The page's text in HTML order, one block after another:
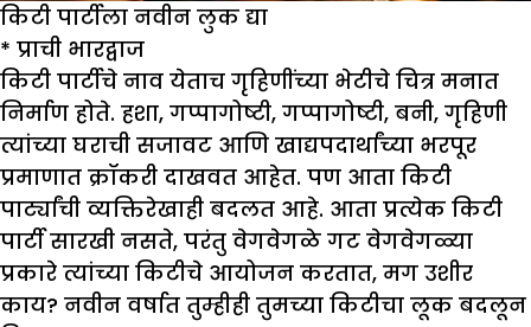
किटी पार्टीला नवीन लुक द्या
* प्राची भारद्वाज
किटी पार्टीचे नाव येताच गृहिणींच्या भेटीचे चित्र मनात
निर्माण होते. हशा, गप्पागोष्टी, गप्पागोष्टी, बनी, गृहिणी
त्यांच्या घराची सजावट आणि खाद्यपदार्थांच्या भरपूर
प्रमाणात क्रॉकरी दाखवत आहेत. पण आता किटी
पार्ट्यांची व्यक्तिरेखाही बदलत आहे. आता प्रत्येक किटी
पार्टी सारखी नसते, परंतु वेगवेगळे गट वेगवेगळ्या
प्रकारे त्यांच्या किटीचे आयोजन करतात, मग उशीर
काय? नवीन वर्षात तुम्हीही तुमच्या किटीचा लूक बदलून